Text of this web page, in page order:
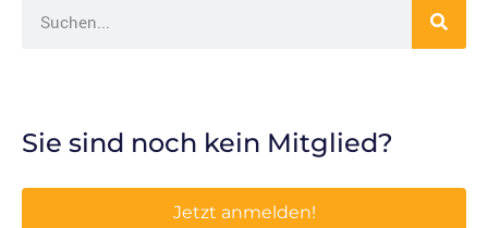
Sie sind noch kein Mitglied?
Jetzt anmelden!